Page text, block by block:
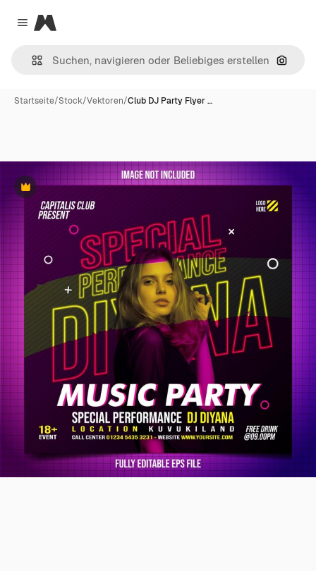
Close menu
Magnific
Nach
Startseite/Stock/Vektoren/Club DJ Party Flyer …
Premium